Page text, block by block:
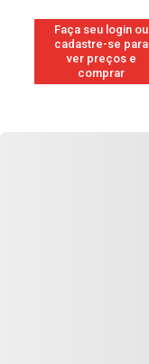
Faça seu login ou
cadastre-se para
ver preços e
comprar